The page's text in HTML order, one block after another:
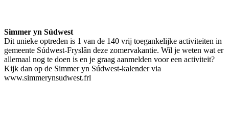
Simmer yn Súdwest
Dit unieke optreden is 1 van de 140 vrij toegankelijke activiteiten in
gemeente Súdwest-Fryslân deze zomervakantie. Wil je weten wat er
allemaal nog te doen is en je graag aanmelden voor een activiteit?
Kijk dan op de Simmer yn Súdwest-kalender via
www.simmerynsudwest.frl